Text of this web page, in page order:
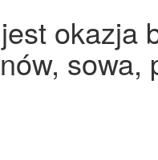
okazja
sowa,